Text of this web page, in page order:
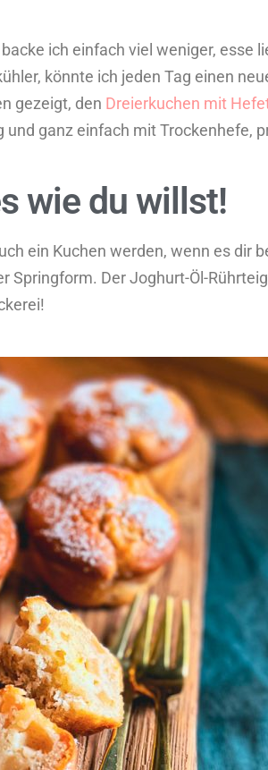
ich einfach viel weniger, esse
könnte ich jeden Tag einen
gezeigt, den Dreierkuchen mit
ganz einfach mit Trockenhefe,
wie du willst!
ein Kuchen werden, wenn es dir
Springform. Der Joghurt-Öl-